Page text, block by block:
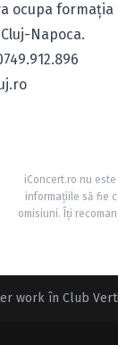
ocupa formaţia
Napoca.
iConcert.ro nu
informațiile să fie
omisiuni. Îți
work în Club